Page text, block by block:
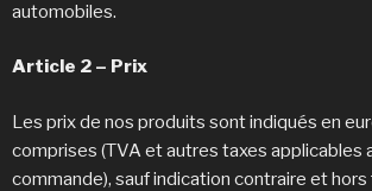
automobiles.
Article 2 – Prix
Les prix de nos produits sont indiqués en
comprises (TVA et autres taxes applicables
commande), sauf indication contraire et hors